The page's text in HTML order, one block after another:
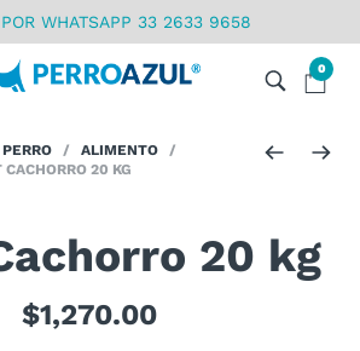
POR WHATSAPP 33 2633 9658
0
PERRO / ALIMENTO /
20 KG
20 kg
$1,270.00